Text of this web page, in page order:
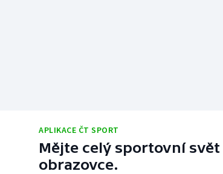
APLIKACE ČT SPORT
Mějte celý sportovní
obrazovce.